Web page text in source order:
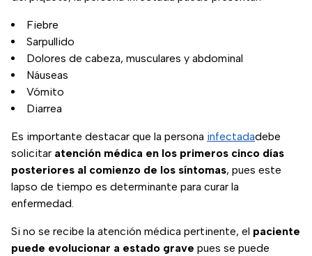
Fiebre
Sarpullido
Dolores de cabeza, musculares y abdominal
Náuseas
Vómito
Diarrea
Es importante destacar que la persona infectadadebe
solicitar atención médica en los primeros cinco días
posteriores al comienzo de los síntomas, pues este
lapso de tiempo es determinante para curar la
enfermedad.
Si no se recibe la atención médica pertinente, el paciente
puede evolucionar a estado grave pues se puede